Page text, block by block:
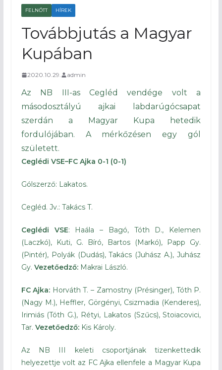
FELNŐTT HÍREK
Továbbjutás a Magyar
Kupában
2020.10.29. admin
Az NB III-as Cegléd vendége volt a
másodosztályú ajkai labdarúgócsapat
szerdán a Magyar Kupa hetedik
fordulójában. A mérkőzésen egy gól
született.
Ceglédi VSE–FC Ajka 0-1 (0-1)
Gólszerző: Lakatos.
Cegléd. Jv.: Takács T.
Ceglédi VSE: Haála – Bagó, Tóth D., Kelemen
(Laczkó), Kuti, G. Bíró, Bartos (Markó), Papp Gy.
(Pintér), Polyák (Dudás), Takács (Juhász A.), Juhász
Gy. Vezetőedző:Makrai László.
FC Ajka: Horváth T. – Zamostny (Présinger), Tóth P.
(Nagy M.), Heffler, Görgényi, Csizmadia (Kenderes),
Irimiás (Tóth G.), Rétyi, Lakatos (Szűcs), Stoiacovici,
Tar. Vezetőedző:Kis Károly.
Az NB III keleti csoportjának tizenkettedik
helyezettje volt az FC Ajka ellenfele a Magyar Kupa